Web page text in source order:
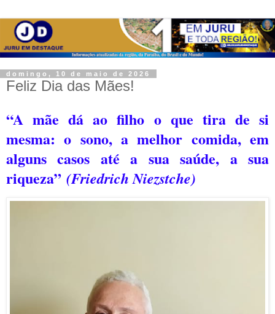
domingo, 10 de maio de 2026
Feliz Dia das Mães!
“A mãe dá ao filho o que tira de si
mesma: o sono, a melhor comida, em
alguns casos até a sua saúde, a sua
riqueza” (Friedrich Niezstche)